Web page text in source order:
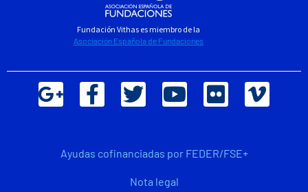
Fundación Vithas es miembro de la
Asociación Española de Fundaciones
Ayudas cofinanciadas por FEDER/FSE+
Nota legal